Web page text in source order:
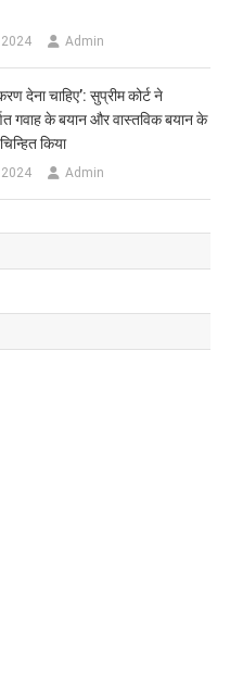
Admin
देना चाहिए’: सुप्रीम कोर्ट ने
गवाह के बयान और वास्तविक बयान के
किया
Admin